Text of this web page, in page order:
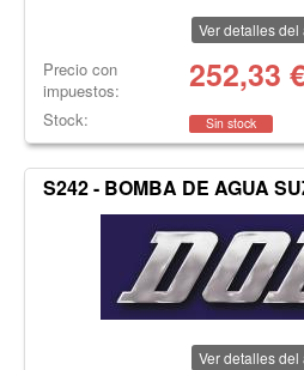
Ver detalles del
Precio con
impuestos:
252,33
Stock: Sin stock
S242 - BOMBA DE AGUA
Ver detalles del